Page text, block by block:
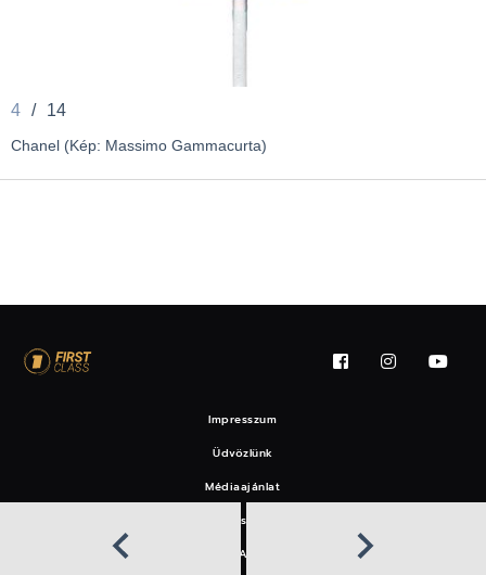
4 / 14
Chanel (Kép: Massimo Gammacurta)
Impresszum
Üdvözlünk
Médiaajánlat
Felhasználási feltételek
EAT